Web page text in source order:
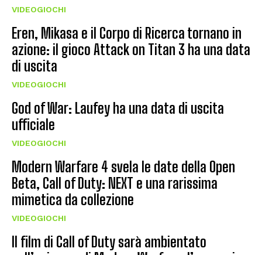
VIDEOGIOCHI
Eren, Mikasa e il Corpo di Ricerca tornano in
azione: il gioco Attack on Titan 3 ha una data
di uscita
VIDEOGIOCHI
God of War: Laufey ha una data di uscita
ufficiale
VIDEOGIOCHI
Modern Warfare 4 svela le date della Open
Beta, Call of Duty: NEXT e una rarissima
mimetica da collezione
VIDEOGIOCHI
Il film di Call of Duty sarà ambientato